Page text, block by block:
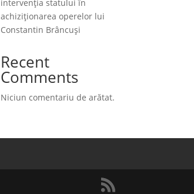
intervenția statului în
achiziționarea operelor lui
Constantin Brâncuși
Recent
Comments
Niciun comentariu de arătat.